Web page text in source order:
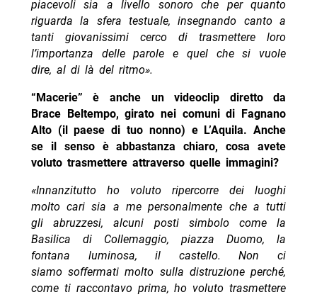
piacevoli sia a livello sonoro che per quanto
riguarda la sfera testuale, insegnando canto a
tanti giovanissimi cerco di trasmettere loro
l’importanza delle parole e quel che si vuole
dire, al di là del ritmo».
“Macerie” è anche un videoclip diretto da
Brace Beltempo, girato nei comuni di Fagnano
Alto (il paese di tuo nonno) e L’Aquila. Anche
se il senso è abbastanza chiaro, cosa avete
voluto trasmettere attraverso quelle immagini?
«Innanzitutto ho voluto ripercorre dei luoghi
molto cari sia a me personalmente che a tutti
gli abruzzesi, alcuni posti simbolo come la
Basilica di Collemaggio, piazza Duomo, la
fontana luminosa, il castello. Non ci
siamo soffermati molto sulla distruzione perché,
come ti raccontavo prima, ho voluto trasmettere